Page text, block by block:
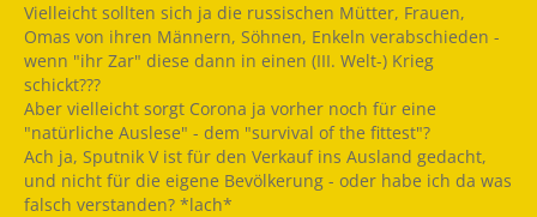
Vielleicht sollten sich ja die russischen Mütter, Frauen,
Omas von ihren Männern, Söhnen, Enkeln verabschieden -
wenn "ihr Zar" diese dann in einen (III. Welt-) Krieg
schickt???
Aber vielleicht sorgt Corona ja vorher noch für eine
"natürliche Auslese" - dem "survival of the fittest"?
Ach ja, Sputnik V ist für den Verkauf ins Ausland gedacht,
und nicht für die eigene Bevölkerung - oder habe ich da was
falsch verstanden? *lach*